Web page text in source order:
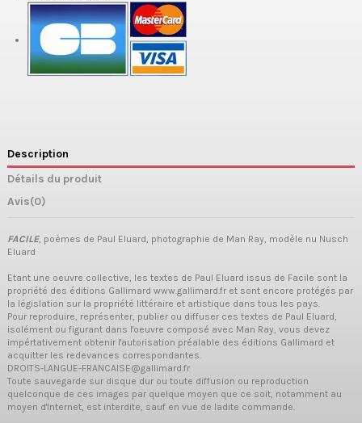
Description
Détails du produit
Avis(0)
FACILE, poèmes de Paul Eluard, photographie de Man Ray, modèle nu Nusch
Eluard
Etant une oeuvre collective, les textes de Paul Eluard issus de Facile sont la
propriété des éditions Gallimard www.gallimard.fr et sont encore protégés par
la législation sur la propriété littéraire et artistique dans tous les pays.
Pour reproduire, représenter, publier ou diffuser ces textes de Paul Eluard,
isolément ou figurant dans l'oeuvre composé avec Man Ray, vous devez
impértativement obtenir l'autorisation préalable des éditions Gallimard et
acquitter les redevances correspondantes.
DROITS-LANGUE-FRANCAISE@gallimard.fr
Toute sauvegarde sur disque dur ou toute diffusion ou reproduction
quelconque de ces images par quelque moyen que ce soit, notamment au
moyen d'Internet, est interdite, sauf en vue de ladite commande.